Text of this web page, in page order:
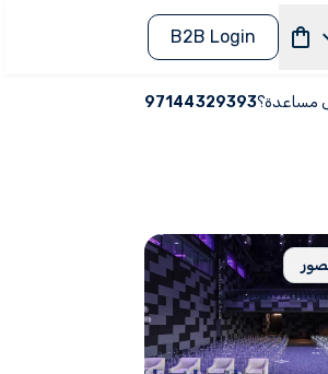
B2B Login
مساعدة؟97144329393